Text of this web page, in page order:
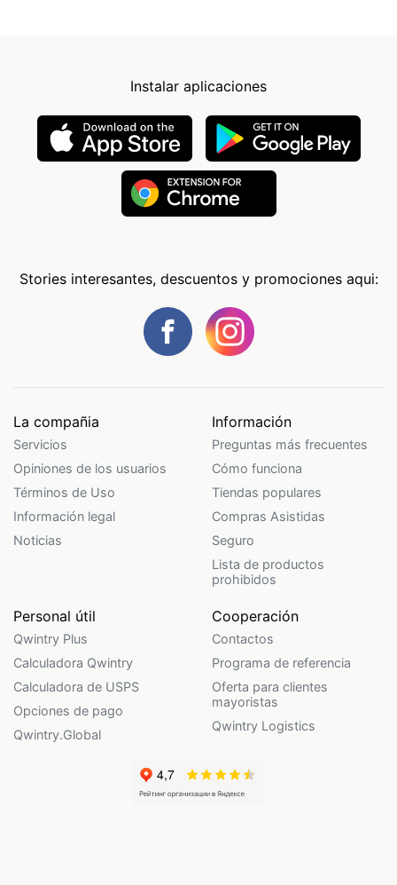
Instalar aplicaciones
Stories interesantes, descuentos y promociones aqui:
La compañia
Servicios
Opiniones de los usuarios
Términos de Uso
Información legal
Noticias
Información
Preguntas más frecuentes
Cómo funciona
Tiendas populares
Compras Asistidas
Seguro
Lista de productos
prohibidos
Personal útil
Qwintry Plus
Calculadora Qwintry
Calculadora de USPS
Opciones de pago
Qwintry.Global
Cooperación
Contactos
Programa de referencia
Oferta para clientes
mayoristas
Qwintry Logistics